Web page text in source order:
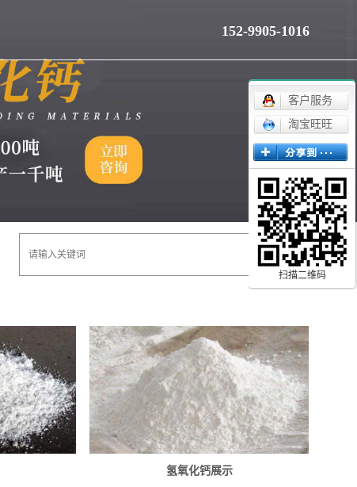
152-9905-1016
氢氧化钙展示
客户服务
淘宝旺旺
扫描二维码